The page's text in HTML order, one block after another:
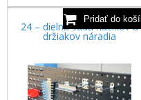
24 – dielna sada háčikov a
držiakov náradia